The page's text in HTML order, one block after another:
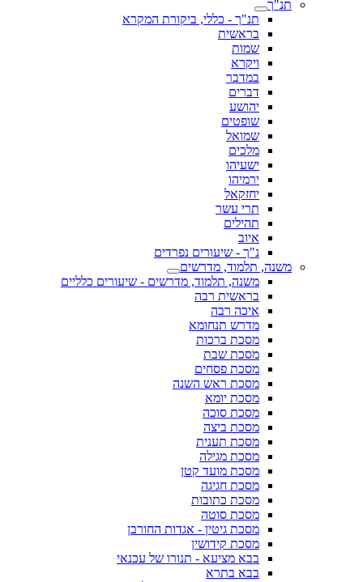
תנ"ך
תנ"ך - כללי, ביקורת המקרא
בראשית
שמות
ויקרא
במדבר
דברים
יהושע
שופטים
שמואל
מלכים
ישעיהו
ירמיהו
יחזקאל
תרי עשר
תהילים
איוב
נ"ך - שיעורים נפרדים
משנה, תלמוד, מדרשים
משנה, תלמוד, מדרשים - שיעורים כלליים
בראשית רבה
איכה רבה
מדרש תנחומא
מסכת ברכות
מסכת שבת
מסכת פסחים
מסכת ראש השנה
מסכת יומא
מסכת סוכה
מסכת ביצה
מסכת תענית
מסכת מגילה
מסכת מועד קטן
מסכת חגיגה
מסכת כתובות
מסכת סוטה
מסכת גיטין - אגדות החורבן
מסכת קידושין
בבא מציעא - תנורו של עכנאי
בבא בתרא